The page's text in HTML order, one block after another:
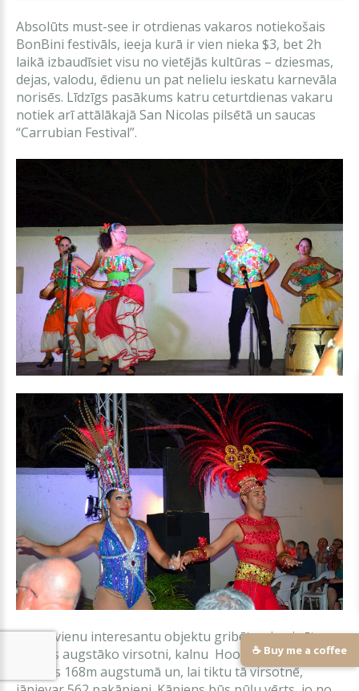
Absolūts must-see ir otrdienas vakaros notiekošais
BonBini festivāls, ieeja kurā ir vien nieka $3, bet 2h
laikā izbaudīsiet visu no vietējās kultūras – dziesmas,
dejas, valodu, ēdienu un pat nelielu ieskatu karnevāla
norisēs. Līdzīgs pasākums katru ceturtdienas vakaru
notiek arī attālākajā San Nicolas pilsētā un saucas
“Carrubian Festival”.
Kā vēl vienu interesantu objektu gribētu pieminēt
Arubas augstāko virsotni, kalnu Hooiberg, kas
paceļas 168m augstumā un, lai tiktu tā virsotnē,
☕ Buy me a coffee